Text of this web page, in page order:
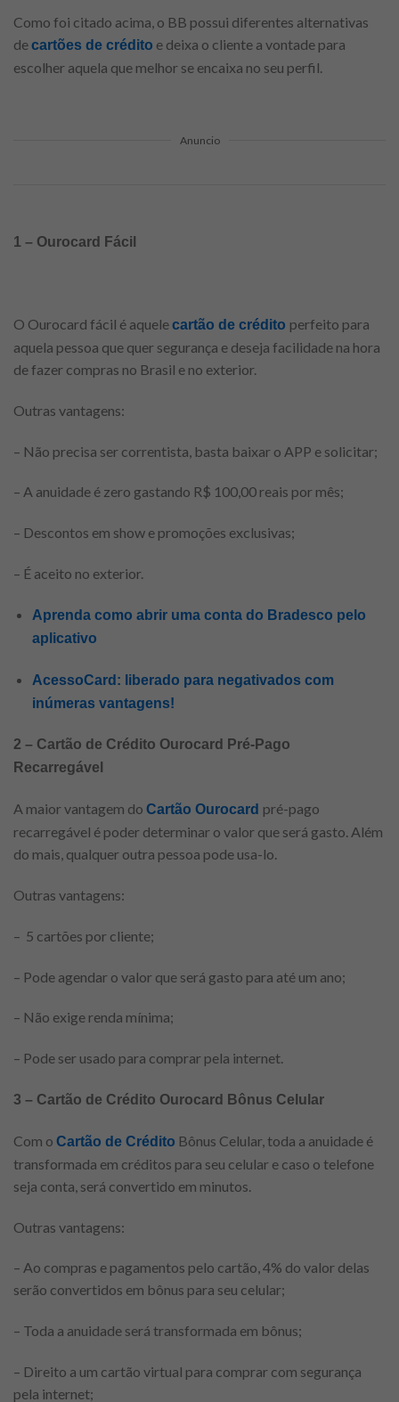
Como foi citado acima, o BB possui diferentes alternativas
decartões de crédito e deixa o cliente a vontade para
escolher aquela que melhor se encaixa no seu perfil.
Anuncio
1 – Ourocard Fácil
O Ourocard fácil é aquelecartão de crédito perfeito para
aquela pessoa que quer segurança e deseja facilidade na hora
de fazer compras no Brasil e no exterior.
Outras vantagens:
– Não precisa ser correntista, basta baixar o APP e solicitar;
– A anuidade é zero gastando R$ 100,00 reais por mês;
– Descontos em show e promoções exclusivas;
– É aceito no exterior.
Aprenda como abrir uma conta do Bradesco pelo
aplicativo
AcessoCard: liberado para negativados com
inúmeras vantagens!
2 – Cartão de Crédito Ourocard Pré-Pago
Recarregável
A maior vantagem do Cartão Ourocard pré-pago
recarregável é poder determinar o valor que será gasto. Além
do mais, qualquer outra pessoa pode usa-lo.
Outras vantagens:
– 5 cartões por cliente;
– Pode agendar o valor que será gasto para até um ano;
– Não exige renda mínima;
– Pode ser usado para comprar pela internet.
3 – Cartão de Crédito Ourocard Bônus Celular
Com o Cartão de Crédito Bônus Celular, toda a anuidade é
transformada em créditos para seu celular e caso o telefone
seja conta, será convertido em minutos.
Outras vantagens:
– Ao compras e pagamentos pelo cartão, 4% do valor delas
serão convertidos em bônus para seu celular;
– Toda a anuidade será transformada em bônus;
– Direito a um cartão virtual para comprar com segurança
pela internet;